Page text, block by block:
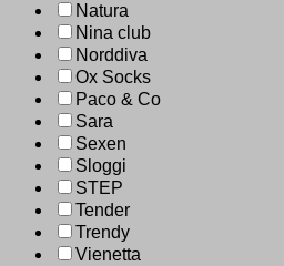
Natura
Nina club
Norddiva
Ox Socks
Paco & Co
Sara
Sexen
Sloggi
STEP
Tender
Trendy
Vienetta